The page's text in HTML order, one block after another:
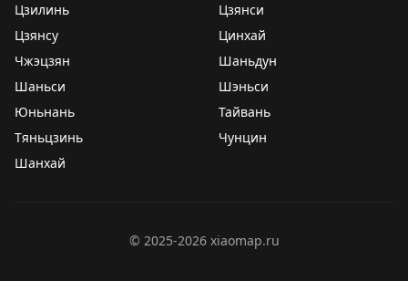
Цзилинь
Цзянси
Цзянсу
Цинхай
Чжэцзян
Шаньдун
Шаньси
Шэньси
Юньнань
Тайвань
Тяньцзинь
Чунцин
Шанхай
© 2025-2026 xiaomap.ru